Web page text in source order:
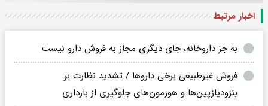
اخبار مرتبط
به جز داروخانه، جای دیگری مجاز به فروش دارو نیست
فروش غیرطبیعی برخی داروها / تشدید نظارت بر
بنزودیازپین‌ها و هورمون‌های جلوگیری از بارداری